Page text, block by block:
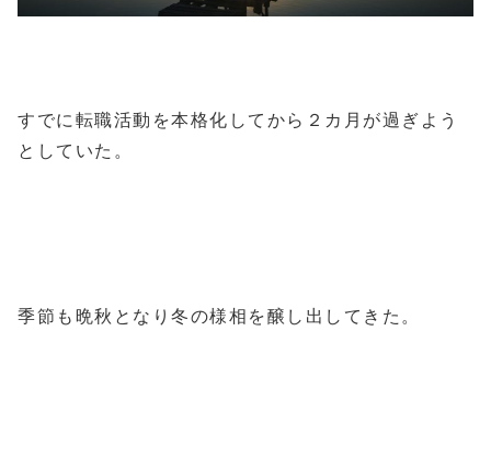
すでに転職活動を本格化してから２カ月が過ぎよう
としていた。
季節も晩秋となり冬の様相を醸し出してきた。